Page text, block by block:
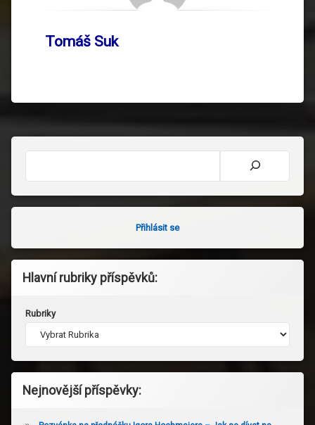
Tomáš Suk
Přihlásit se
Hlavní rubriky příspěvků:
Rubriky
Nejnovější příspěvky: